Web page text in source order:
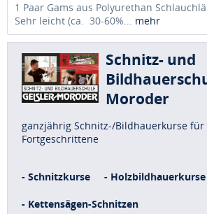
1 Paar Gams aus Polyurethan
Sehr leicht (ca. 30-60%... mehr
Schnitz- und
Moroder
ganzjährig Schnitz-/Bildhauerkurse
Fortgeschrittene
- Schnitzkurse - Holzbildhauerkurse
- Kettensägen-Schnitzen